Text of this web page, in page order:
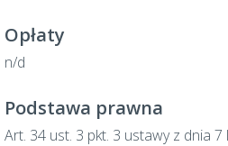
Opłaty
n/d
Podstawa prawna
Art. 34 ust. 3 pkt. 3 ustawy z dnia